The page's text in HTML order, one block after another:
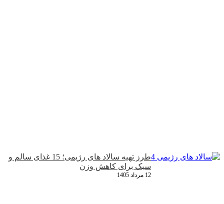
طرز تهیه سالاد های رژیمی؛ 15 غذای سالم و
سبک برای کاهش وزن
12 مرداد 1405